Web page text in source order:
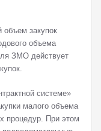
объем закупок
объема
ЗМО действует
системе»
малого объема
процедур. При этом